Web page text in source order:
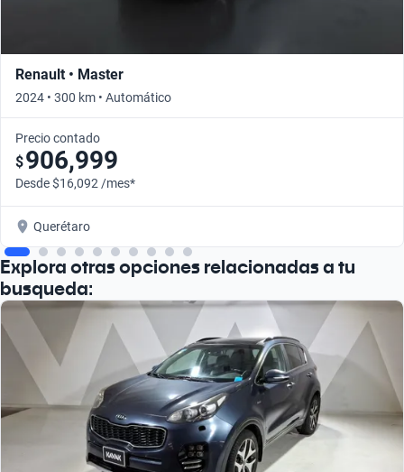
Renault • Master
2024 • 300 km • Automático
Precio contado
$906,999
Desde $16,092 /mes*
Querétaro
Explora otras opciones relacionadas a tu
busqueda: